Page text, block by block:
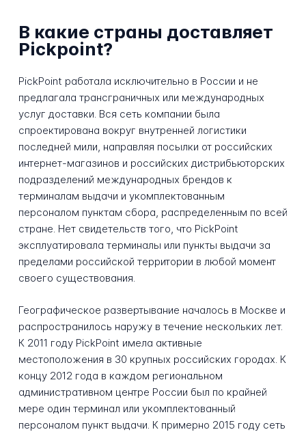
В какие страны доставляет
Pickpoint?
PickPoint работала исключительно в России и не
предлагала трансграничных или международных
услуг доставки. Вся сеть компании была
спроектирована вокруг внутренней логистики
последней мили, направляя посылки от российских
интернет-магазинов и российских дистрибьюторских
подразделений международных брендов к
терминалам выдачи и укомплектованным
персоналом пунктам сбора, распределенным по всей
стране. Нет свидетельств того, что PickPoint
эксплуатировала терминалы или пункты выдачи за
пределами российской территории в любой момент
своего существования.
Географическое развертывание началось в Москве и
распространилось наружу в течение нескольких лет.
К 2011 году PickPoint имела активные
местоположения в 30 крупных российских городах. К
концу 2012 года в каждом региональном
административном центре России был по крайней
мере один терминал или укомплектованный
персоналом пункт выдачи. К примерно 2015 году сеть